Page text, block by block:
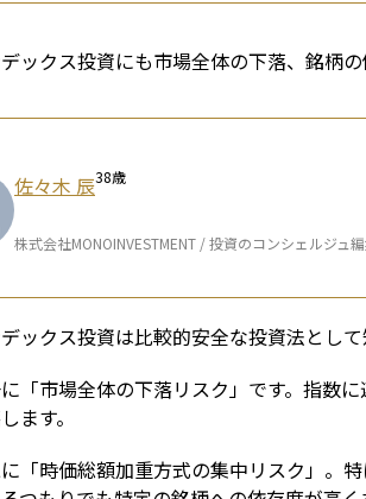
ックス投資にも市場全体の下落、銘柄
佐々木 辰38歳
株式会社MONOINVESTMENT / 投資のコンシェルジュ
ックス投資は比較的安全な投資法とし
「市場全体の下落リスク」です。指数
ます。
「時価総額加重方式の集中リスク」。